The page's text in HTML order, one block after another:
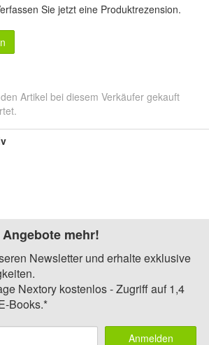
Sie jetzt eine Produktrezension.
Artikel bei diesem Verkäufer gekauft
mehr!
Newsletter und erhalte exklusive
Nextory kostenlos - Zugriff auf 1,4
Books.*
Anmelden